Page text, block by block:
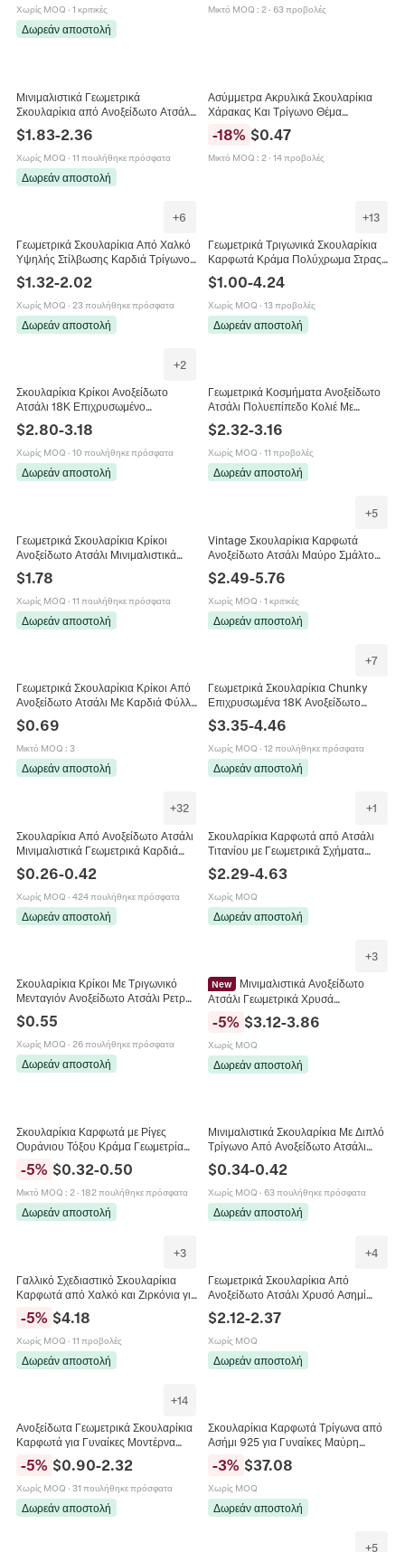
Χωρίς MOQ · 1 κριτικές
Δωρεάν αποστολή
Μικτό MOQ : 2· 63 προβολές
Μινιμαλιστικά Γεωμετρικά
Σκουλαρίκια από Ανοξείδωτο Ατσάλι
Τρίγωνα για Γυναίκες
$1.83-2.36
Χωρίς MOQ · 11 πουλήθηκε πρόσφατα
Δωρεάν αποστολή
Ασύμμετρα Ακρυλικά Σκουλαρίκια
Χάρακας Και Τρίγωνο Θέμα
Κοσμήματα Για Γυναίκες Κορίτσια
-18% $0.47
Μικτό MOQ : 2· 14 προβολές
+6
Γεωμετρικά Σκουλαρίκια Από Χαλκό
Υψηλής Στίλβωσης Καρδιά Τρίγωνο
Τετράγωνο Λείο Μινιμαλιστικό
Κομψό Αξεσουάρ Γυναικών
$1.32-2.02
Χωρίς MOQ · 23 πουλήθηκε πρόσφατα
Δωρεάν αποστολή
+13
Γεωμετρικά Τριγωνικά Σκουλαρίκια
Καρφωτά Κράμα Πολύχρωμα Στρας
Vintage Πολυτελές Στυλ Γυναίκες Με
Ασημένια Βάση
$1.00-4.24
Χωρίς MOQ · 13 προβολές
Δωρεάν αποστολή
+2
Σκουλαρίκια Κρίκοι Ανοξείδωτο
Ατσάλι 18Κ Επιχρυσωμένο
Τετράγωνο Τρίγωνο Ζιργκόν
Γυναικεία Κοσμήματα Huggie
$2.80-3.18
Χωρίς MOQ · 10 πουλήθηκε πρόσφατα
Δωρεάν αποστολή
Γεωμετρικά Κοσμήματα Ανοξείδωτο
Ατσάλι Πολυεπίπεδο Κολιέ Με
Τριγωνικά Μενταγιόν V Και
Σκουλαρίκια Μινιμαλιστικό Για
Γυναίκες
$2.32-3.16
Χωρίς MOQ · 11 προβολές
Δωρεάν αποστολή
Γεωμετρικά Σκουλαρίκια Κρίκοι
Ανοξείδωτο Ατσάλι Μινιμαλιστικά
Κοσμήματα Γυναικεία
$1.78
Χωρίς MOQ · 11 πουλήθηκε πρόσφατα
Δωρεάν αποστολή
+5
Vintage Σκουλαρίκια Καρφωτά
Ανοξείδωτο Ατσάλι Μαύρο Σμάλτο
Αδιάβροχο Υποαλλεργικό Ρετρό
$2.49-5.76
Χωρίς MOQ · 1 κριτικές
Δωρεάν αποστολή
Γεωμετρικά Σκουλαρίκια Κρίκοι Από
Ανοξείδωτο Ατσάλι Με Καρδιά Φύλλο
Φτερό Τρίγωνο Vintage Hip Hop
Κοσμήματα
$0.69
Μικτό MOQ : 3
Δωρεάν αποστολή
+7
Γεωμετρικά Σκουλαρίκια Chunky
Επιχρυσωμένα 18K Ανοξείδωτο
Ατσάλι 316L Κοίλο Τρίγωνο Κοχύλι
Καρδιά Κοσμήματα Γυναικεία
$3.35-4.46
Χωρίς MOQ · 12 πουλήθηκε πρόσφατα
Δωρεάν αποστολή
+32
Σκουλαρίκια Από Ανοξείδωτο Ατσάλι
Μινιμαλιστικά Γεωμετρικά Καρδιά
Χοπ Κοσμήματα
$0.26-0.42
Χωρίς MOQ · 424 πουλήθηκε πρόσφατα
Δωρεάν αποστολή
+1
Σκουλαρίκια Καρφωτά από Ατσάλι
Τιτανίου με Γεωμετρικά Σχήματα
Μόδα Hip Hop Streetwear Τρίγωνο
Αστέρι Στρογγυλό Κοσμήματα με
Σμάλτο
$2.29-4.63
Χωρίς MOQ
Δωρεάν αποστολή
Σκουλαρίκια Κρίκοι Με Τριγωνικό
Μενταγιόν Ανοξείδωτο Ατσάλι Ρετρό
Πανκ Χιπ Χοπ Στυλ Δρόμου Άνδρες
Γυναίκες
$0.55
Χωρίς MOQ · 26 πουλήθηκε πρόσφατα
Δωρεάν αποστολή
+3
New
Μινιμαλιστικά Ανοξείδωτο
Ατσάλι Γεωμετρικά Χρυσά
Σκουλαρίκια Σετ Για Γυναίκες Σχήμα
U Τρίγωνο Ηλιακή Ακτίνα Στρας
Σκουλαρίκια Κοσμήματα
-5% $3.12-3.86
Χωρίς MOQ
Δωρεάν αποστολή
Σκουλαρίκια Καρφωτά με Ρίγες
Ουράνιου Τόξου Κράμα Γεωμετρία
Καρδιά Τρίγωνο Στρογγυλά
Σκουλαρίκια για Γυναίκες Κορίτσια
Μόδα Κοσμήματα
-5% $0.32-0.50
Μικτό MOQ : 2· 182 πουλήθηκε πρόσφατα
Δωρεάν αποστολή
Μινιμαλιστικά Σκουλαρίκια Με Διπλό
Τρίγωνο Από Ανοξείδωτο Ατσάλι
Γεωμετρικά Κοσμήματα Για Γυναίκες
Άνδρες Πανκ Ροκ Στυλ Αξεσουάρ
$0.34-0.42
Χωρίς MOQ · 63 πουλήθηκε πρόσφατα
Δωρεάν αποστολή
+3
Γαλλικό Σχεδιαστικό Σκουλαρίκια
Καρφωτά από Χαλκό και Ζιρκόνια για
Γεωμετρικό Τρίγωνο Κοσμήματα
-5% $4.18
Χωρίς MOQ · 11 προβολές
Δωρεάν αποστολή
+4
Γεωμετρικά Σκουλαρίκια Από
Ανοξείδωτο Ατσάλι Χρυσό Ασημί
Τρίγωνο Αντιαλλεργικά Κοσμήματα
Γυναικεία
$2.12-2.37
Χωρίς MOQ
Δωρεάν αποστολή
+14
Ανοξείδωτα Γεωμετρικά Σκουλαρίκια
Καρφωτά για Γυναίκες Μοντέρνα
Γυαλιστερά Χρυσά Ασημένια
Επιχρυσωμένα Κοσμήματα
-5% $0.90-2.32
Χωρίς MOQ · 31 πουλήθηκε πρόσφατα
Δωρεάν αποστολή
Σκουλαρίκια Καρφωτά Τρίγωνα από
Ασήμι 925 για Γυναίκες Μαύρη
Στάγδην Κόλλα Γεωμετρική
Μινιμαλιστική Σφυρήλατη Υφή
Κοσμήματα Κορεάτικου Στυλ
-3% $37.08
Χωρίς MOQ
Δωρεάν αποστολή
+5